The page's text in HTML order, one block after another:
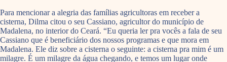
Para mencionar a alegria das famílias agricultoras em receber a
cisterna, Dilma citou o seu Cassiano, agricultor do município de
Madalena, no interior do Ceará. “Eu queria ler pra vocês a fala de seu
Cassiano que é beneficiário dos nossos programas e que mora em
Madalena. Ele diz sobre a cisterna o seguinte: a cisterna pra mim é um
milagre. É um milagre da água chegando, e temos um lugar onde